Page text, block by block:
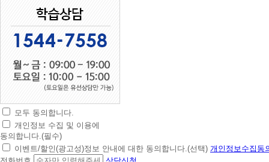
초
간
편
상
모두 동의합니다.
개인정보 수집 및 이용에
동의합니다.(필수)
이벤트/할인(광고성)정보 안내에 대한 동의합니다.(선택) 개인정보수집동